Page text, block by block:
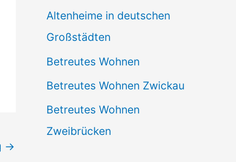
→
Altenheime in deutschen
Großstädten
Betreutes Wohnen
Betreutes Wohnen Zwickau
Betreutes Wohnen
Zweibrücken